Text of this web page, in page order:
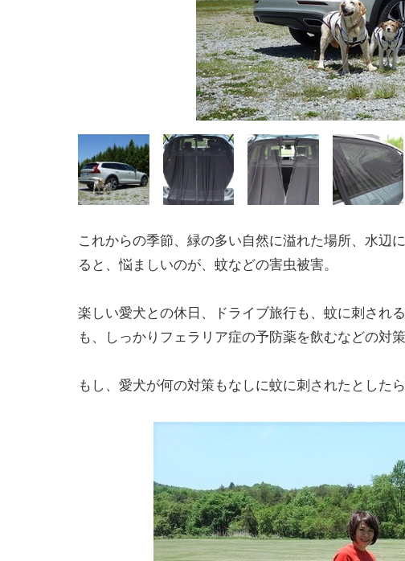
これからの季節、緑の多い自然に溢れた場所、水辺
ると、悩ましいのが、蚊などの害虫被害。
楽しい愛犬との休日、ドライブ旅行も、蚊に刺され
も、しっかりフェラリア症の予防薬を飲むなどの対策
もし、愛犬が何の対策もなしに蚊に刺されたとした